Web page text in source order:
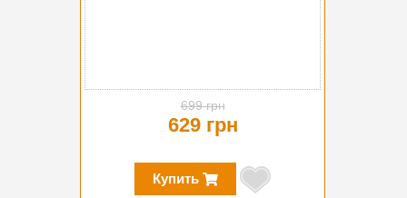
699 грн
629 грн
Купить